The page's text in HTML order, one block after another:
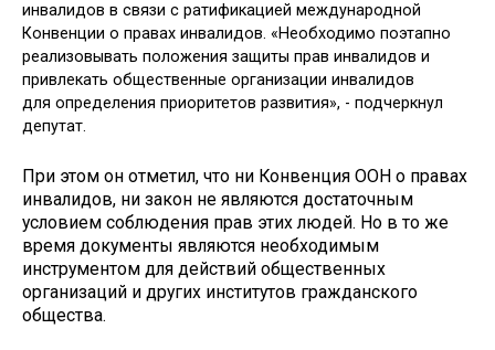
инвалидов в связи с ратификацией международной
Конвенции о правах инвалидов. «Необходимо поэтапно
реализовывать положения защиты прав инвалидов и
привлекать общественные организации инвалидов
для определения приоритетов развития», - подчеркнул
депутат.
При этом он отметил, что ни Конвенция ООН о правах
инвалидов, ни закон не являются достаточным
условием соблюдения прав этих людей. Но в то же
время документы являются необходимым
инструментом для действий общественных
организаций и других институтов гражданского
общества.